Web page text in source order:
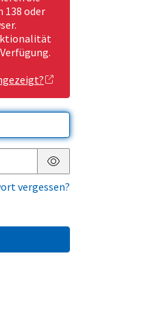
138 oder
Passwort anzeigen
vergessen?